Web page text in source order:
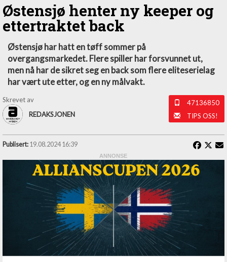
Østensjø henter ny keeper og
ettertraktet back
Østensjø har hatt en tøff sommer på
overgangsmarkedet. Flere spiller har forsvunnet ut,
men nå har de sikret seg en back som flere eliteserielag
har vært ute etter, og en ny målvakt.
Skrevet av
REDAKSJONEN
47136850
TIPS OSS!
Publisert: 19.08.2024 16:39